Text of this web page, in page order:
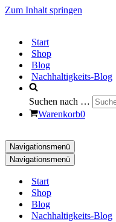
Zum Inhalt springen
Start
Shop
Blog
Nachhaltigkeits-Blog
Suchen nach …
Warenkorb0
Navigationsmenü
Navigationsmenü
Start
Shop
Blog
Nachhaltigkeits-Blog